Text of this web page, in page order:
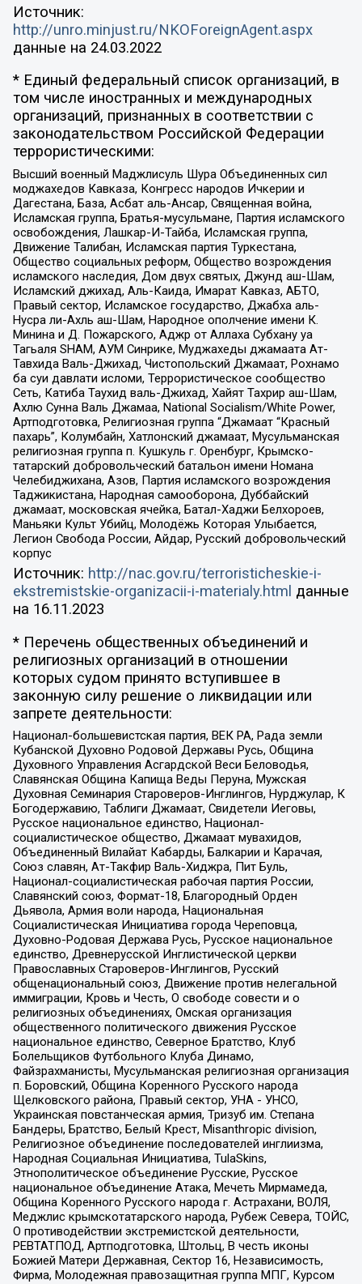
Источник:
http://unro.minjust.ru/NKOForeignAgent.aspx
данные на 24.03.2022
* Единый федеральный список организаций, в
том числе иностранных и международных
организаций, признанных в соответствии с
законодательством Российской Федерации
террористическими:
Высший военный Маджлисуль Шура Объединенных сил
моджахедов Кавказа, Конгресс народов Ичкерии и
Дагестана, База, Асбат аль-Ансар, Священная война,
Исламская группа, Братья-мусульмане, Партия исламского
освобождения, Лашкар-И-Тайба, Исламская группа,
Движение Талибан, Исламская партия Туркестана,
Общество социальных реформ, Общество возрождения
исламского наследия, Дом двух святых, Джунд аш-Шам,
Исламский джихад, Аль-Каида, Имарат Кавказ, АБТО,
Правый сектор, Исламское государство, Джабха аль-
Нусра ли-Ахль аш-Шам, Народное ополчение имени К.
Минина и Д. Пожарского, Аджр от Аллаха Субхану уа
Тагьаля SHAM, АУМ Синрике, Муджахеды джамаата Ат-
Тавхида Валь-Джихад, Чистопольский Джамаат, Рохнамо
ба суи давлати исломи, Террористическое сообщество
Сеть, Катиба Таухид валь-Джихад, Хайят Тахрир аш-Шам,
Ахлю Сунна Валь Джамаа, National Socialism/White Power,
Артподготовка, Религиозная группа “Джамаат “Красный
пахарь”, Колумбайн, Хатлонский джамаат, Мусульманская
религиозная группа п. Кушкуль г. Оренбург, Крымско-
татарский добровольческий батальон имени Номана
Челебиджихана, Азов, Партия исламского возрождения
Таджикистана, Народная самооборона, Дуббайский
джамаат, московская ячейка, Батал-Хаджи Белхороев,
Маньяки Культ Убийц, Молодёжь Которая Улыбается,
Легион Свобода России, Айдар, Русский добровольческий
корпус
Источник: http://nac.gov.ru/terroristicheskie-i-
ekstremistskie-organizacii-i-materialy.html данные
на 16.11.2023
* Перечень общественных объединений и
религиозных организаций в отношении
которых судом принято вступившее в
законную силу решение о ликвидации или
запрете деятельности:
Национал-большевистская партия, ВЕК РА, Рада земли
Кубанской Духовно Родовой Державы Русь, Община
Духовного Управления Асгардской Веси Беловодья,
Славянская Община Капища Веды Перуна, Мужская
Духовная Семинария Староверов-Инглингов, Нурджулар, К
Богодержавию, Таблиги Джамаат, Свидетели Иеговы,
Русское национальное единство, Национал-
социалистическое общество, Джамаат мувахидов,
Объединенный Вилайат Кабарды, Балкарии и Карачая,
Союз славян, Ат-Такфир Валь-Хиджра, Пит Буль,
Национал-социалистическая рабочая партия России,
Славянский союз, Формат-18, Благородный Орден
Дьявола, Армия воли народа, Национальная
Социалистическая Инициатива города Череповца,
Духовно-Родовая Держава Русь, Русское национальное
единство, Древнерусской Инглистической церкви
Православных Староверов-Инглингов, Русский
общенациональный союз, Движение против нелегальной
иммиграции, Кровь и Честь, О свободе совести и о
религиозных объединениях, Омская организация
общественного политического движения Русское
национальное единство, Северное Братство, Клуб
Болельщиков Футбольного Клуба Динамо,
Файзрахманисты, Мусульманская религиозная организация
п. Боровский, Община Коренного Русского народа
Щелковского района, Правый сектор, УНА - УНСО,
Украинская повстанческая армия, Тризуб им. Степана
Бандеры, Братство, Белый Крест, Misanthropic division,
Религиозное объединение последователей инглиизма,
Народная Социальная Инициатива, TulaSkins,
Этнополитическое объединение Русские, Русское
национальное объединение Атака, Мечеть Мирмамеда,
Община Коренного Русского народа г. Астрахани, ВОЛЯ,
Меджлис крымскотатарского народа, Рубеж Севера, ТОЙС,
О противодействии экстремистской деятельности,
РЕВТАТПОД, Артподготовка, Штольц, В честь иконы
Божией Матери Державная, Сектор 16, Независимость,
Фирма, Молодежная правозащитная группа МПГ, Курсом